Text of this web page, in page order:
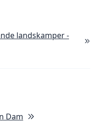
landskamper -
Dam